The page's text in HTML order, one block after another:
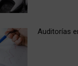
Auditorías